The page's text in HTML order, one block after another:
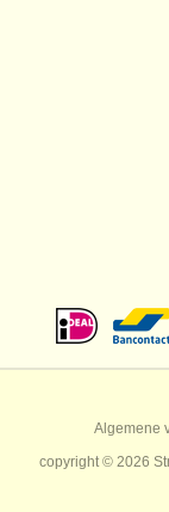
Algemene
copyright © 2026